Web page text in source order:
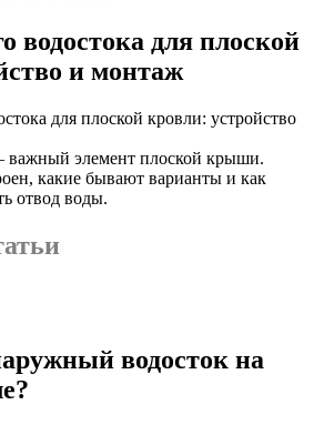
водостока для плоской
и монтаж
элемент плоской крыши.
какие бывают варианты и как
отвод воды.
водосток на